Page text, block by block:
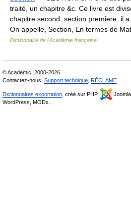
traité, un chapitre &c. Ce livre est
chapitre second. section premiere. il
On appelle, Section, En termes de
Dictionnaire de l'Académie française
© Academic, 2000-2026
Contactez-nous: Support technique RÉCLAME
Dictionnaires exportation , créé sur PHP, Joomla,
WordPress, MODx.